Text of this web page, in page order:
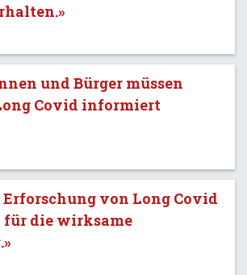
und Bürger müssen
Covid informiert
Erforschung von Long Covid
die wirksame